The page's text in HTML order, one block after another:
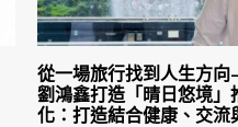
從一場旅行找到人生方
劉鴻鑫打造「晴日悠境」
化：打造結合健康、交流